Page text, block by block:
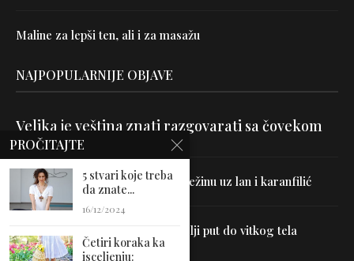
Maline za lepši ten, ali i za masažu
NAJPOPULARNIJE OBJAVE
Velika je veština znati razgovarati sa čovekom
Uništite parazite i normalizujte težinu uz lan i karanfilić
Dr Hajder: Akupunktura je najbolji put do vitkog tela
PROČITAJTE
5 stvari koje treba
da znate...
16/12/2024
Četiri koraka ka
isceljenju: